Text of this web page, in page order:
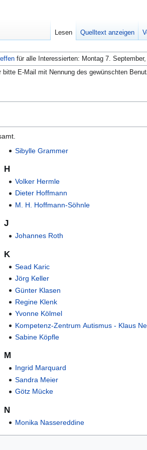
für alle Interessierten: Montag 7.
bitte E-Mail mit Nennung des gewünschten
Sibylle Grammer
H
Volker Hermle
Dieter Hoffmann
M. H. Hoffmann-Söhnle
J
Johannes Roth
K
Sead Karic
Jörg Keller
Günter Klasen
Regine Klenk
Yvonne Kölmel
Kompetenz-Zentrum Autismus - Klaus
Sabine Köpfle
M
Ingrid Marquard
Sandra Meier
Götz Mücke
N
Monika Nassereddine
Lesen Quelltext anzeigen